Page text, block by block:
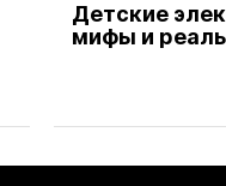
Детские
мифы и